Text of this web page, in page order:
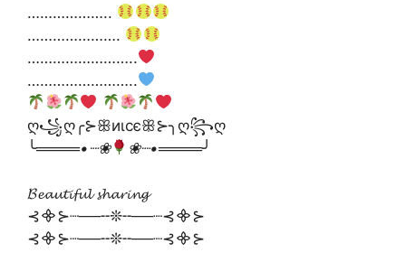
………………..
………………….
……………………..
……………………..
ღ꧁ღ╭⊱ꕥиιϲєꕥ⊱╮ღ꧂ღ
╰════•┈❀ ❀┈•════╯
𝓑𝓮𝓪𝓾𝓽𝓲𝓯𝓾𝓵 𝓼𝓱𝓪𝓻𝓲𝓷𝓰
⊰᯽⊱┈──╌❊╌──┈⊰᯽⊱
⊰᯽⊱┈──╌❊╌──┈⊰᯽⊱